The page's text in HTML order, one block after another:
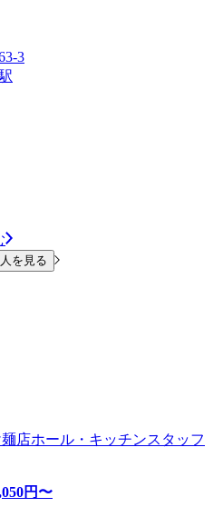
3
を見る
店ホール・キッチンスタッフ
円〜